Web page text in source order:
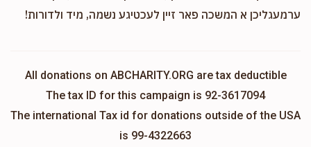
ערמעגליכן א המשכה פאר זיין לעכטיגע נשמה, מיד ולדורות!
All donations on ABCHARITY.ORG are tax deductible
The tax ID for this campaign is 92-3617094
The international Tax id for donations outside of the USA
is 99-4322663